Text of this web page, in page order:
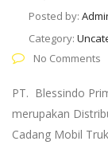
Posted by:
Category:
No Comments
PT. Blessindo
merupakan
Cadang Mobil